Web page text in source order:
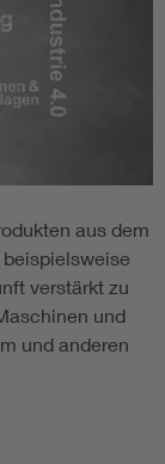
aus dem
verstärkt zu
und
und anderen